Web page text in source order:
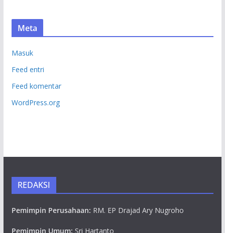
Meta
Masuk
Feed entri
Feed komentar
WordPress.org
REDAKSI
Pemimpin Perusahaan: RM. EP Drajad Ary Nugroho
Pemimpin Umum: Sri Hartanto